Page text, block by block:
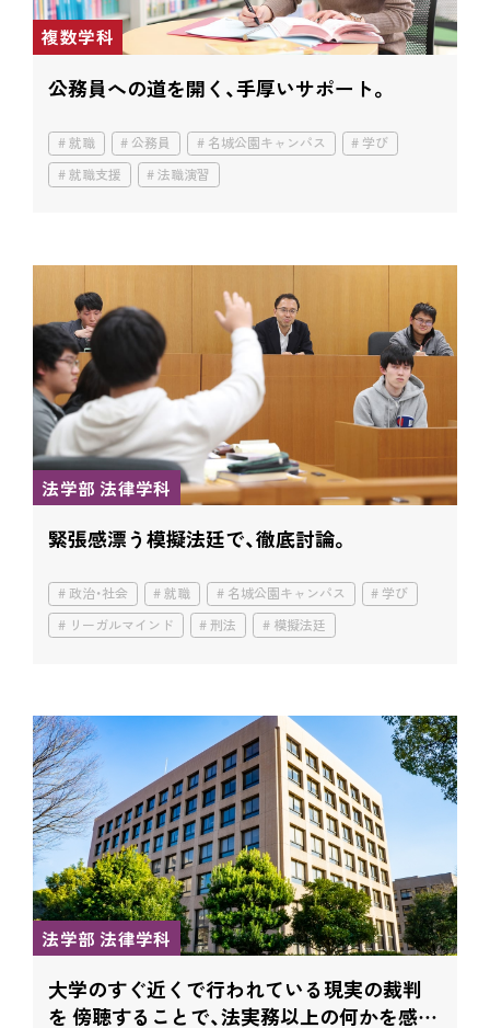
複数学科
公務員への道を開く、手厚いサポート。
就職 公務員 名城公園キャンパス
学び
就職支援
法職演習
法学部 法律学科
緊張感漂う模擬法廷で、徹底討論。
政治・社会 就職 名城公園キャンパス
学び
リーガルマインド
刑法 模擬法廷
法学部 法律学科
大学のすぐ近くで行われている現実の裁判
を 傍聴することで、法実務以上の何かを感じ